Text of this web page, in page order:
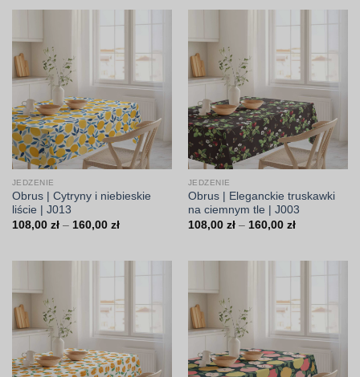
160,00 zł
160,00 zł
JEDZENIE
Obrus | Cytryny i niebieskie
liście | J013
108,00 zł – 160,00 złZakres
160,00 zł
JEDZENIE
Obrus | Eleganckie truskawki
na ciemnym tle | J003
108,00 zł – 160,00 złZakres
160,00 zł